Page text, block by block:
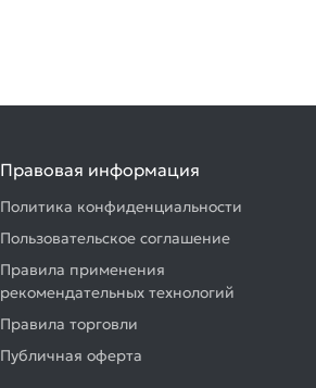
Правовая информация
Политика конфиденциальности
Пользовательское соглашение
Правила применения
рекомендательных технологий
Правила торговли
Публичная оферта